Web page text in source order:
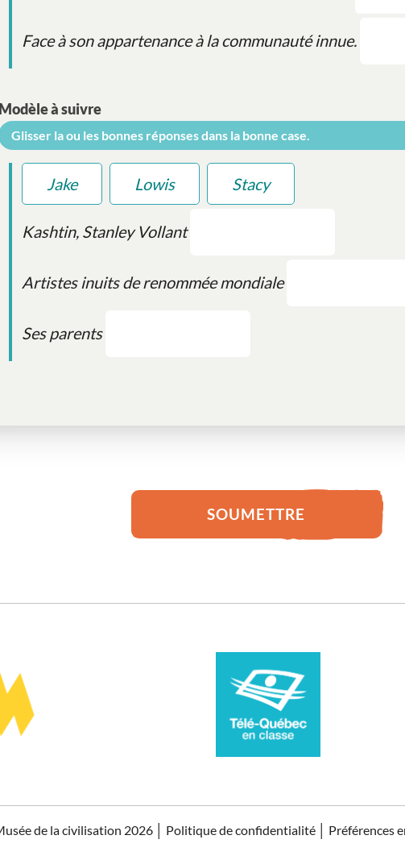
Face à son appartenance à la communauté innue.
Modèle à suivre
Glisser la ou les bonnes réponses dans la bonne case.
Jake Lowis Stacy
Kashtin, Stanley Vollant
Artistes inuits de renommée mondiale
Ses parents
SOUMETTRE
de la civilisation 2026 Politique de confidentialité Préférences